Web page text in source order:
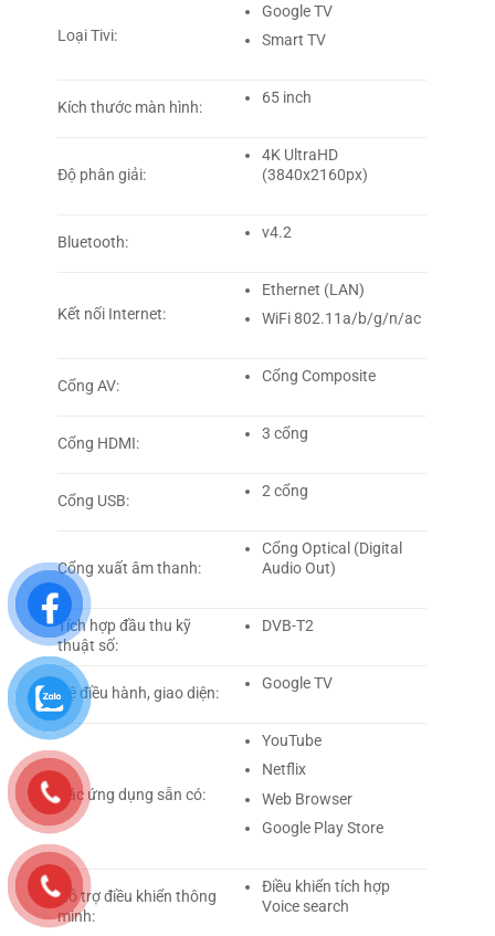
Loại Tivi:
Google TV
Smart TV
Kích thước màn hình:
65 inch
Độ phân giải:
4K UltraHD
(3840x2160px)
Bluetooth:
v4.2
Kết nối Internet:
Ethernet (LAN)
WiFi 802.11a/b/g/n/ac
Cổng AV:
Cổng Composite
Cổng HDMI:
3 cổng
Cổng USB:
2 cổng
Cổng xuất âm thanh:
Cổng Optical (Digital
Audio Out)
Tích hợp đầu thu kỹ
thuật số:
DVB-T2
Hệ điều hành, giao diện:
Google TV
Các ứng dụng sẵn có:
YouTube
Netflix
Web Browser
Google Play Store
Hỗ trợ điều khiển thông
minh:
Điều khiển tích hợp
Voice search